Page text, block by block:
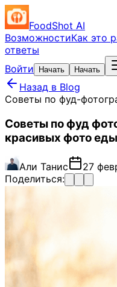
FoodShot AI
ВозможностиКак это
ответы
Войти
Начать Начать
Назад в Blog
Советы по фуд-
Советы по фуд
красивых фото
Али Танис 27
Поделиться: